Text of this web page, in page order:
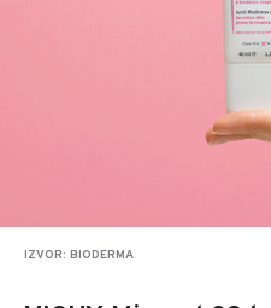
IZVOR: BIODERMA